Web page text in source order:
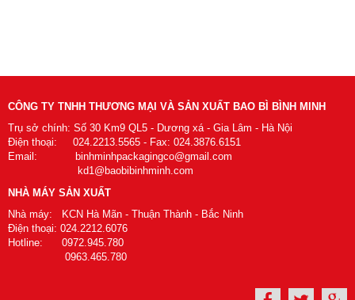
CÔNG TY TNHH THƯƠNG MẠI VÀ SẢN XUẤT BAO BÌ BÌNH MINH
Trụ sở chính: Số 30 Km9 QL5 - Dương xá - Gia Lâm - Hà Nội
Điện thoại: 024.2213.5565 - Fax: 024.3876.6151
Email: binhminhpackagingco@gmail.com
kd1@baobibinhminh.com
NHÀ MÁY SẢN XUẤT
Nhà máy: KCN Hà Mãn - Thuận Thành - Bắc Ninh
Điện thoại: 024.2212.6076
Hotline: 0972.945.780
0963.465.780